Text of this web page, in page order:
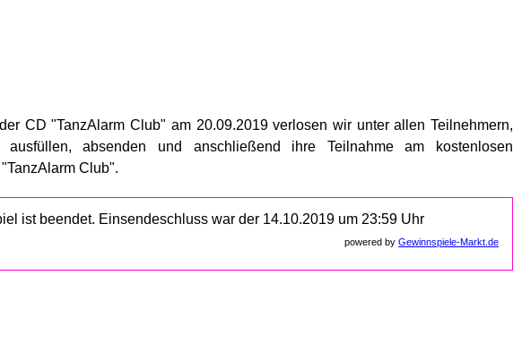
CD "TanzAlarm Club" am 20.09.2019 verlosen wir unter allen Teilnehmern,
ausfüllen, absenden und anschließend ihre Teilnahme am kostenlosen
Club".